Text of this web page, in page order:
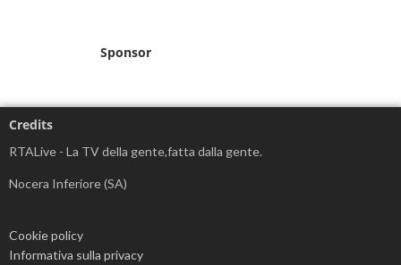
Sponsor
Credits
RTALive - La TV della gente,fatta dalla gente.
Nocera Inferiore (SA)
Cookie policy
Informativa sulla privacy